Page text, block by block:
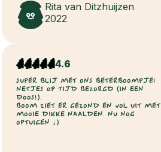
Rita van Ditzhuijzen
2022
4.6
SUPER BLIJ MET ONS BETERBOOMPJE!
NETJES OP TIJD BEZORGD (IN EEN
DOOS!).
BOOM ZIET ER GEZOND EN VOL UIT MET
MOOIE DIKKE NAALDEN. NU NOG
OPTUIGEN ;)